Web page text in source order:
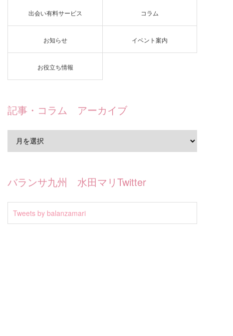
出会い有料サービス コラム
お知らせ イベント案内
お役立ち情報
記事・コラム アーカイブ
バランサ九州 水田マリTwitter
Tweets by balanzamari